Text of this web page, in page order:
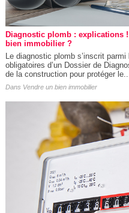
Diagnostic plomb : explications
bien immobilier ?
Le diagnostic plomb s’inscrit
obligatoires d’un Dossier de
de la construction pour protéger le...
Dans Vendre un bien immobilier